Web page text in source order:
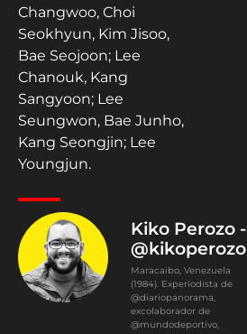
Changwoo, Choi
Seokhyun, Kim Jisoo,
Bae Seojoon; Lee
Chanouk, Kang
Sangyoon; Lee
Seungwon, Bae Junho,
Kang Seongjin; Lee
Youngjun.
Kiko Perozo -
@kikoperozo
Maracaibo, Venezuela
(1984). Experiodista de
@diariopanorama,
excolaborador de
@mundodeportivo,